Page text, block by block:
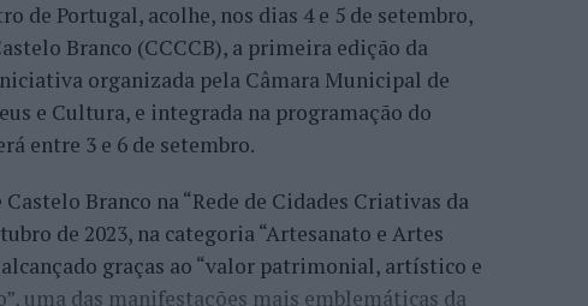
e o neerlandês Botic van de Zandschulp,
acabou eliminado pelo italiano Luciano
no quadro principal, iniciou a participação
Burruchaga, num encontro disputado em três
se na ronda inaugural. Rocha foi
de Portugal, acolhe, nos dias 4 e 5 de setembro,
Branco (CCCCB), a primeira edição da
organizada pela Câmara Municipal de
e Cultura, e integrada na programação do
entre 3 e 6 de setembro.
Branco na “Rede de Cidades Criativas da
de 2023, na categoria “Artesanato e Artes
graças ao “valor patrimonial, artístico e
uma das manifestações mais emblemáticas da